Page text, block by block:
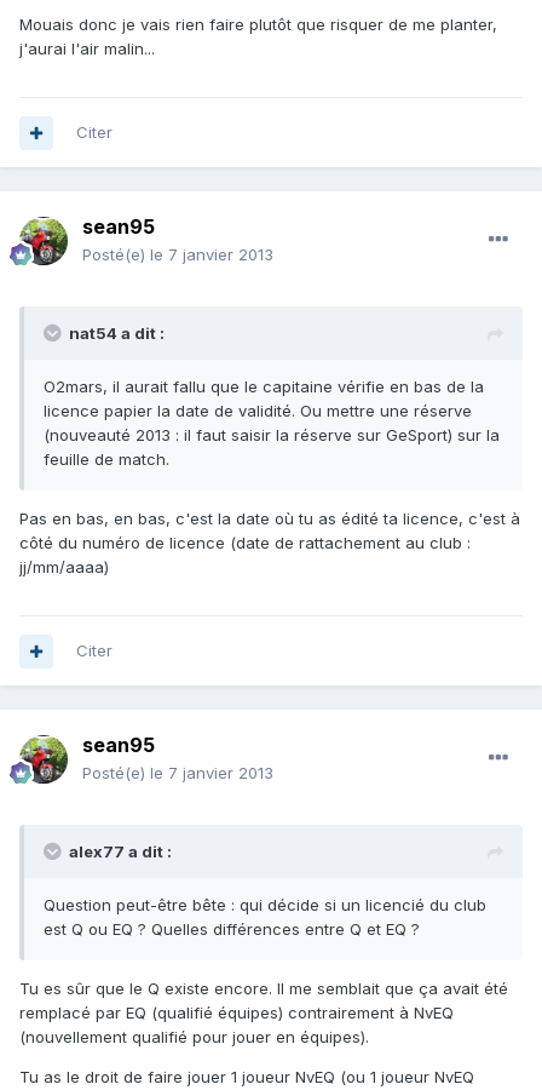
Mouais donc je vais rien faire plutôt que risquer de me planter,
j'aurai l'air malin...
Citer
sean95
Posté(e) le 7 janvier 2013
nat54 a dit :
O2mars, il aurait fallu que le capitaine vérifie en bas de la
licence papier la date de validité. Ou mettre une réserve
(nouveauté 2013 : il faut saisir la réserve sur GeSport) sur la
feuille de match.
Pas en bas, en bas, c'est la date où tu as édité ta licence, c'est à
côté du numéro de licence (date de rattachement au club :
jj/mm/aaaa)
Citer
sean95
Posté(e) le 7 janvier 2013
alex77 a dit :
Question peut-être bête : qui décide si un licencié du club
est Q ou EQ ? Quelles différences entre Q et EQ ?
Tu es sûr que le Q existe encore. Il me semblait que ça avait été
remplacé par EQ (qualifié équipes) contrairement à NvEQ
(nouvellement qualifié pour jouer en équipes).
Tu as le droit de faire jouer 1 joueur NvEQ (ou 1 joueur NvEQ